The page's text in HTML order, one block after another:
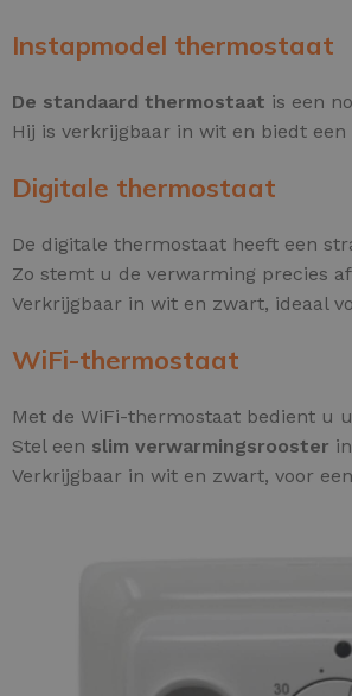
Instapmodel thermostaat
De standaard thermostaat is een
Hij is verkrijgbaar in wit en biedt
Digitale thermostaat
De digitale thermostaat heeft een
Zo stemt u de verwarming precies
Verkrijgbaar in wit en zwart, ideaal
WiFi-thermostaat
Met de WiFi-thermostaat bedient u
Stel een slim verwarmingsrooster
Verkrijgbaar in wit en zwart, voor